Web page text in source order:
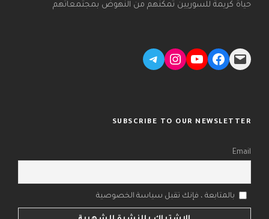
حياة كريمة للسوريين تمكنهم من النهوض بمجتمعاتهم
Mail
Facebook
YouTube
Instagram
Telegram
SUBSCRIBE TO OUR NEWSLETTER
Email
بالمتابعة ، فإنك تقبل سياسة الخصوصية